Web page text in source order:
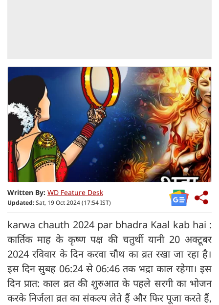
Written By: WD Feature Desk
Updated:Sat, 19 Oct 2024 (17:54 IST)
karwa chauth 2024 par bhadra Kaal kab hai :
कार्तिक माह के कृष्ण पक्ष की चतुर्थी यानी 20 अक्टूबर
2024 रविवार के दिन करवा चौथ का व्रत रखा जा रहा है।
इस दिन सुबह 06:24 से 06:46 तक भद्रा काल रहेगा। इस
दिन प्रात: काल व्रत की शुरुआत के पहले सरगी का भोजन
करके निर्जला व्रत का संकल्प लेते हैं और फिर पूजा करते हैं,